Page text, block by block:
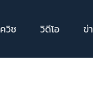
ควิซ วิดีโอ ข่